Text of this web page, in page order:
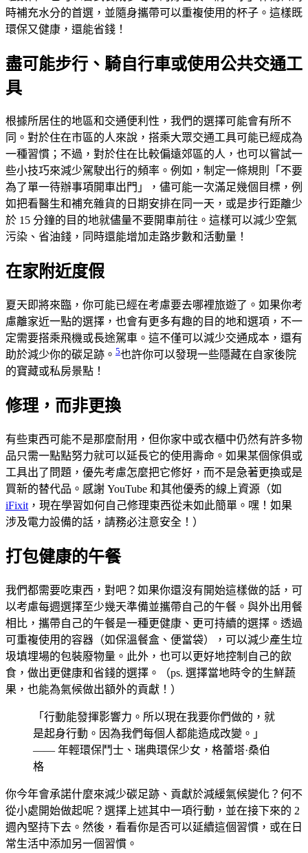
時補充水分的首選，並隨身攜帶可以重複使用的杯子。這樣既
環保又健康，還能省錢！
盡可能步行、騎自行車或使用公共交通工
具
根據所居住的地區和交通便利性，我們的選擇可能會有所不
同。對於住在市區的人來說，搭乘大眾交通工具可能已經成為
一種習慣；不過，對於住在比較偏遠郊區的人，也可以嘗試一
些小技巧來減少駕駛出行的頻率。例如，制定一條規則「不要
為了單一待辦事項開車出門」，儘可能一次滿足幾個目標，例
如把看醫生和補充雜貨的日期安排在同一天，或是步行距離少
於 15 分鐘的目的地就儘量不要開車前往。這樣可以減少空氣
污染、省油錢，同時還能增加走路步數和活動量！
在家附近度假
夏天即將來臨，你可能已經在考慮要去哪裡旅遊了。如果你考
慮離家近一點的選擇，也會有更多有趣的目的地和選項，不一
定需要搭乘飛機或長途駕車。這不僅可以減少交通成本，還有
助於減少你的碳足跡。 5也許你可以發現一些隱藏在自家後院
的寶藏或私房景點！
修理，而非更換
有些東西可能不是那麼耐用，但你家中或衣櫃中仍然有許多物
品只需一點點努力就可以延長它的使用壽命。如果某個傢俱或
工具出了問題，優先考慮怎麼把它修好，而不是急著更換或是
買新的替代品。感謝 YouTube 和其他優秀的線上資源（如
iFixit ，現在學習如何自己修理東西從未如此簡單。嘿！如果
涉及電力設備的話，請務必注意安全！）
打包健康的午餐
我們都需要吃東西，對吧？如果你還沒有開始這樣做的話，可
以考慮每週選擇至少幾天準備並攜帶自己的午餐。與外出用餐
相比，攜帶自己的午餐是一種更健康、更可持續的選擇。透過
可重複使用的容器（如保溫餐盒、便當袋），可以減少產生垃
圾填埋場的包裝廢物量。此外，也可以更好地控制自己的飲
食，做出更健康和省錢的選擇。（ps. 選擇當地時令的生鮮蔬
果，也能為氣候做出額外的貢獻！）
「行動能發揮影響力。所以現在我要你們做的，就
是起身行動。因為我們每個人都能造成改變。」
—— 年輕環保鬥士、瑞典環保少女，格蕾塔·桑伯
格
你今年會承諾什麼來減少碳足跡、貢獻於減緩氣候變化？何不
從小處開始做起呢？選擇上述其中一項行動，並在接下來的 2
週內堅持下去。然後，看看你是否可以延續這個習慣，或在日
常生活中添加另一個習慣。